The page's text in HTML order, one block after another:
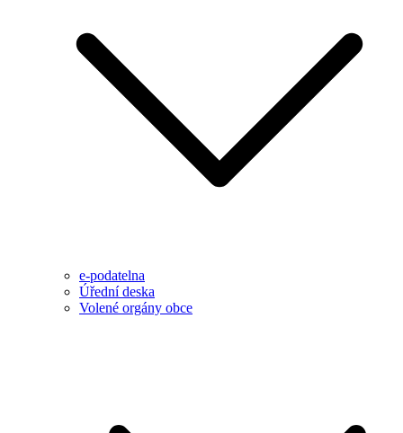
e-podatelna
Úřední deska
Volené orgány obce